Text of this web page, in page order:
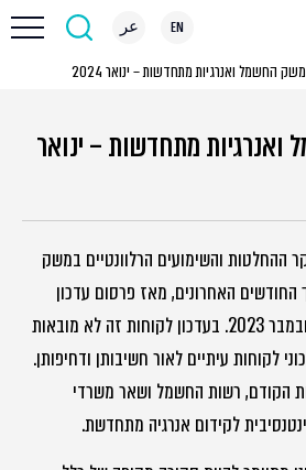
EN عر
החשמל ואנרגיות מתחדשות – ינואר 2024
ואנרגיות מתחדשות – ינואר
ההחלטות והשימועים הרלוונטיים במשק
האחרונים, מאז פרסום עדכון
הלקוחות האחרון מחודש נובמבר 2023. בעדכון לקוחות זה לא מובאות
לקוחות עיתיים לאור חשיבותן ודחיפותן.
הקודם, רשות החשמל ושאר משרדי
לקידום אנרגיה מתחדשת.